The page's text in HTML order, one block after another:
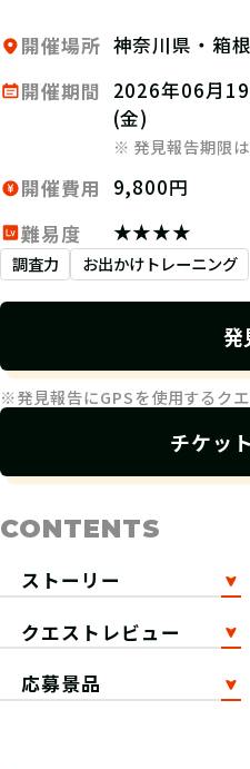
開催場所 神奈川県・箱
開催期間
2026年06月
(金)
※ 発見報告期限
開催費用
9,800円
難易度
★★★★
調査力 お出かけトレーニング
発
※発見報告にGPSを使用するクエ
チケッ
CONTENTS
ストーリー
クエストレビュー
応募景品